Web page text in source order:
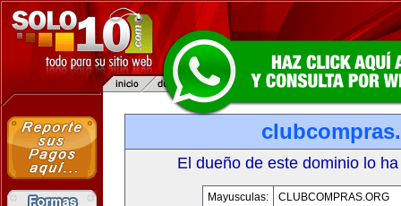
El dueño de este dominio lo
Mayusculas:
CLUBCOMPRAS.ORG